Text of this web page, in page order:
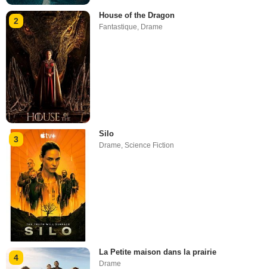
2
House of the Dragon
Fantastique Drame
3
Silo
Drame,Science Fiction
4
La Petite maison dans la prairie
Drame